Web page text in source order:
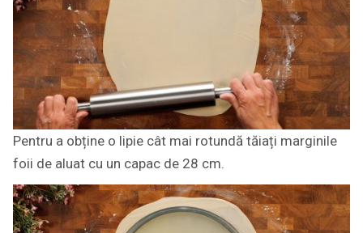
Pentru a obține o lipie cât mai rotundă tăiați marginile
foii de aluat cu un capac de 28 cm.